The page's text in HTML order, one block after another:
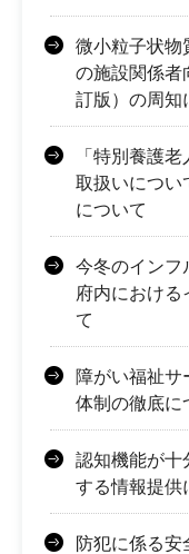
微小粒子状物
の施設関係者
訂版）の周知
「特別養護
取扱いについ
について
今冬のインフ
府内における
て
障がい福祉サ
体制の徹底に
認知機能が十
する情報提供
防犯に係る安